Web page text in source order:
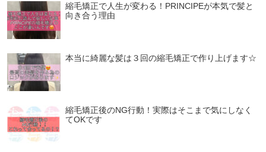
縮毛矯正で人生が変わる！PRINCIPEが本気で髪と
向き合う理由
本当に綺麗な髪は３回の縮毛矯正で作り上げます☆
縮毛矯正後のNG行動！実際はそこまで気にしなく
てOKです